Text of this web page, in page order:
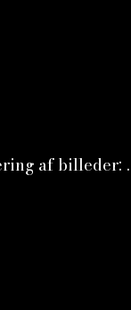
af billeder: